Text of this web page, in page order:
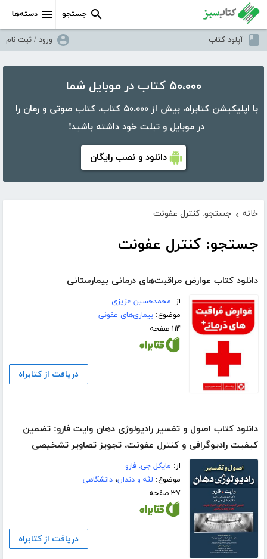
دسته‌ها جستجو
آپلود کتاب ورود / ثبت نام
۵۰،۰۰۰ کتاب در موبایل شما
با اپلیکیشن کتابراه، بیش از ۵۰،۰۰۰ کتاب، کتاب صوتی و رمان را
در موبایل و تبلت خود داشته باشید!
دانلود و نصب رایگان
خانه › جستجو: کنترل عفونت
جستجو: کنترل عفونت
دانلود کتاب عوارض مراقبت‌های درمانی بیمارستانی
از: محمدحسین عزیزی
موضوع:بیماری‌های عفونی
۱۱۴ صفحه
دریافت از کتابراه
دانلود کتاب اصول و تفسیر رادیولوژی دهان وایت فارو: تضمین
کیفیت رادیوگرافی و کنترل عفونت، تجویز تصاویر تشخیصی
از: مایکل جی. فارو
موضوع: لثه و دندان،دانشگاهی
۳۷ صفحه
دریافت از کتابراه